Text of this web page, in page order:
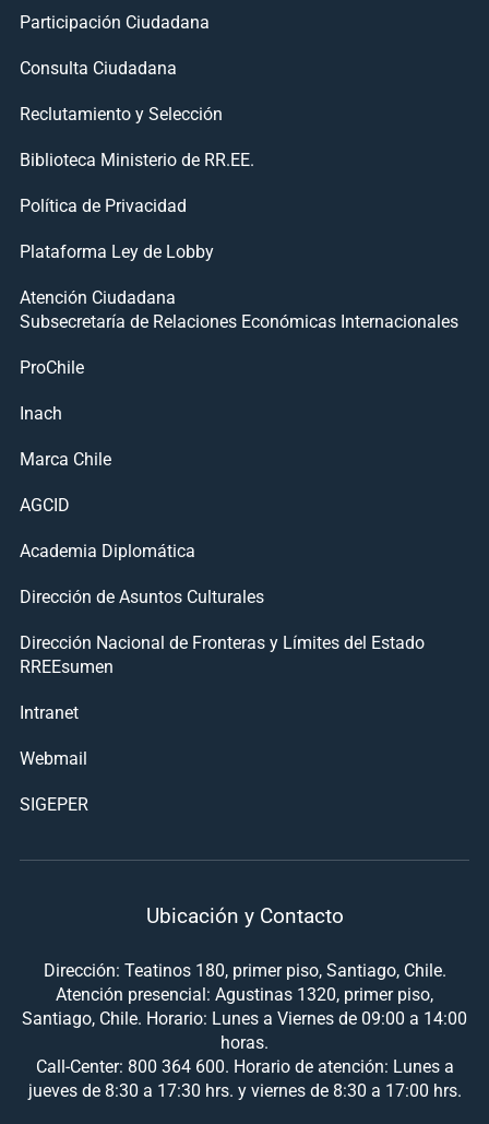
Participación Ciudadana
Consulta Ciudadana
Reclutamiento y Selección
Biblioteca Ministerio de RR.EE.
Política de Privacidad
Plataforma Ley de Lobby
Atención Ciudadana
Subsecretaría de Relaciones Económicas Internacionales
ProChile
Inach
Marca Chile
AGCID
Academia Diplomática
Dirección de Asuntos Culturales
Dirección Nacional de Fronteras y Límites del Estado
RREEsumen
Intranet
Webmail
SIGEPER
Ubicación y Contacto
Dirección: Teatinos 180, primer piso, Santiago, Chile.
Atención presencial: Agustinas 1320, primer piso,
Santiago, Chile. Horario: Lunes a Viernes de 09:00 a 14:00
horas.
Call-Center: 800 364 600. Horario de atención: Lunes a
jueves de 8:30 a 17:30 hrs. y viernes de 8:30 a 17:00 hrs.